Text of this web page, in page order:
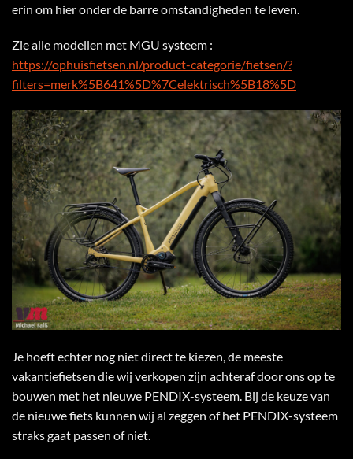
erin om hier onder de barre omstandigheden te leven.
Zie alle modellen met MGU systeem :
https://ophuisfietsen.nl/product-categorie/fietsen/?
filters=merk%5B641%5D%7Celektrisch%5B18%5D
Je hoeft echter nog niet direct te kiezen, de meeste
vakantiefietsen die wij verkopen zijn achteraf door ons op te
bouwen met het nieuwe PENDIX-systeem. Bij de keuze van
de nieuwe fiets kunnen wij al zeggen of het PENDIX-systeem
straks gaat passen of niet.